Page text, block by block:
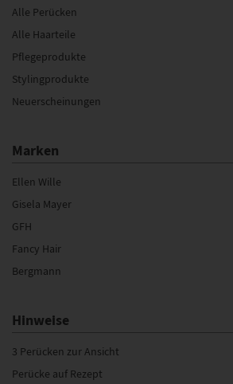
Alle Perücken
Alle Haarteile
Pflegeprodukte
Stylingprodukte
Neuerscheinungen
Marken
Ellen Wille
Gisela Mayer
GFH
Fancy Hair
Bergmann
Hinweise
3 Perücken zur Ansicht
Perücke auf Rezept